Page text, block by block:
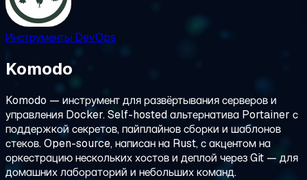
Инструменты DevOps
Komodo
Komodo — инструмент для развёртывания серверов и
управления Docker. Self-hosted альтернатива Portainer с
поддержкой секретов, пайплайнов сборки и шаблонов
стеков. Open-source, написан на Rust, с акцентом на
оркестрацию нескольких хостов и деплой через Git — для
домашних лабораторий и небольших команд.